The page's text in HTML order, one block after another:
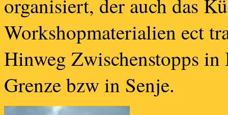
organisiert, der auch das
Workshopmaterialien ect
Hinweg Zwischenstopps in
Grenze bzw in Senje.